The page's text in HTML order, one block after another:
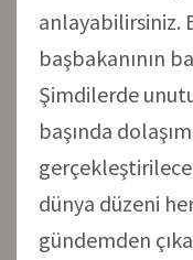
anlayabilirsiniz.
başbakanının
Şimdilerde
başında
dünya düzeni
gündemden